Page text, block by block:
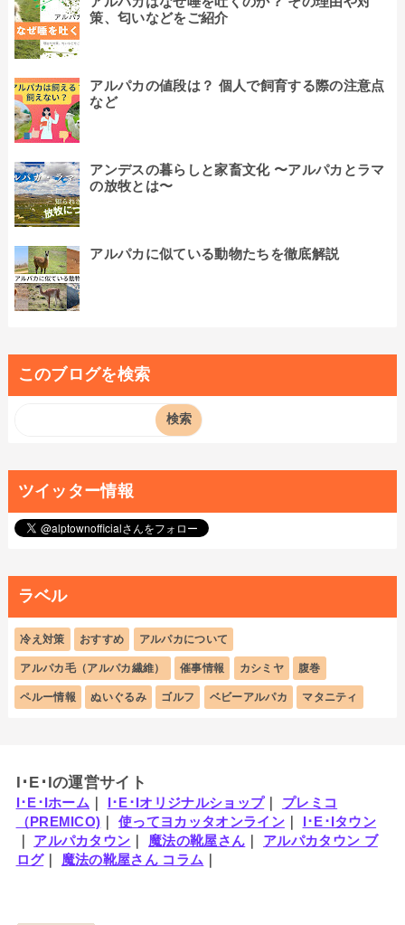
策、匂いなどをご紹介
アルパカの値段は？ 個人で飼育する際の注意点
など
アンデスの暮らしと家畜文化 〜アルパカとラマ
の放牧とは〜
アルパカに似ている動物たちを徹底解説
このブログを検索
ツイッター情報
ラベル
冷え対策 おすすめ アルパカについて
アルパカ毛（アルパカ繊維） 催事情報 カシミヤ 腹巻
ペルー情報 ぬいぐるみ ゴルフ ベビーアルパカ マタニティ
I･E･Iの運営サイト
I･E･Iホーム I･E･Iオリジナルショップ｜ プレミコ
（PREMICO) ｜使ってヨカッタオンライン｜ I･E･Iタウン
アルパカタウン 魔法の靴屋さん
アルパカタウン ブ
ログ｜ 魔法の靴屋さん コラム